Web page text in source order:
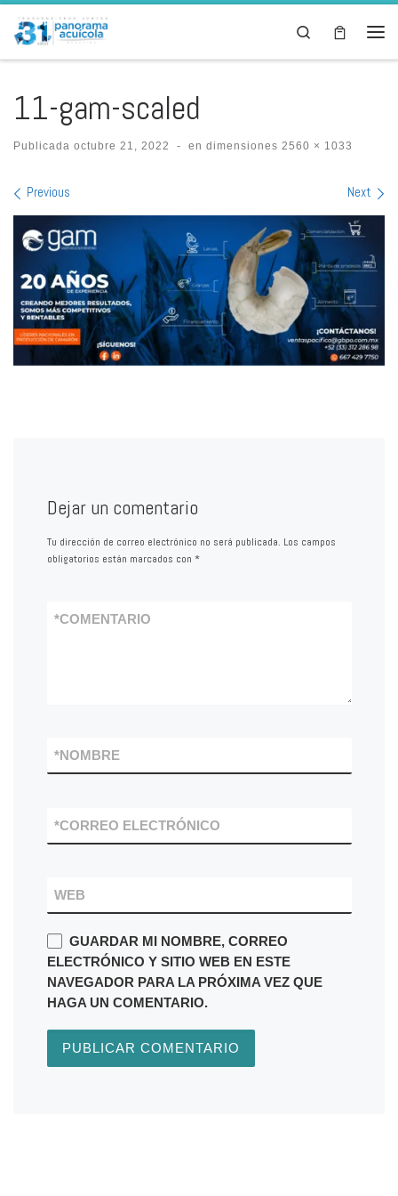
Skip to content
Search
11-gam-scaled
Publicada octubre 21, 2022 - en dimensiones 2560 × 1033
Images navigation
Previous Next
Dejar un comentario
Tu dirección de correo electrónico no será publicada. Los campos
obligatorios están marcados con *
COMENTARIO
*
NOMBRE
*
CORREO ELECTRÓNICO
*
WEB
GUARDAR MI NOMBRE, CORREO
ELECTRÓNICO Y SITIO WEB EN ESTE
NAVEGADOR PARA LA PRÓXIMA VEZ QUE
HAGA UN COMENTARIO.